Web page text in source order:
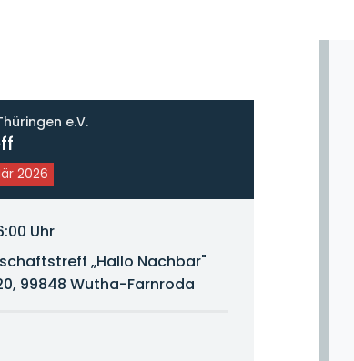
e.V.
2026
Uhr
„Hallo Nachbar"
99848 Wutha-Farnroda